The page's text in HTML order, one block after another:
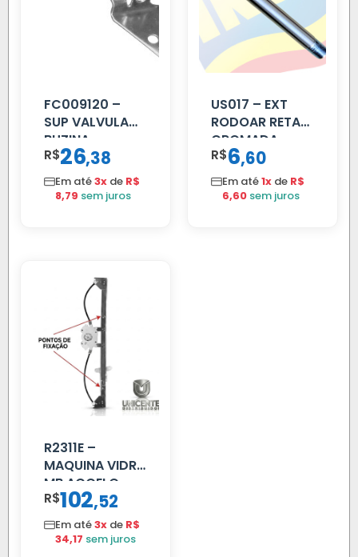
FC009120 –
SUP VALVULA
BUZINA
C/ALAVANCA
R$26,38
Em até3x de R$
8,79 sem juros
US017 – EXT
RODOAR RETA
CROMADA
R$6,60
Em até1x de R$
6,60 sem juros
R2311E –
MAQUINA VIDRO
MB ACCELO
2002 ATE 2011
S/MOTOR LE
R$102,52
Em até3x de R$
34,17 sem juros